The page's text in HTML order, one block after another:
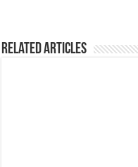
Related Articles